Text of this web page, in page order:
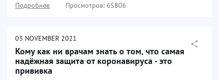
Подробнее Просмотров: 65806
03 NOVEMBER 2021
Кому как ни врачам знать о том, что самая
надёжная защита от коронавируса - это
прививка